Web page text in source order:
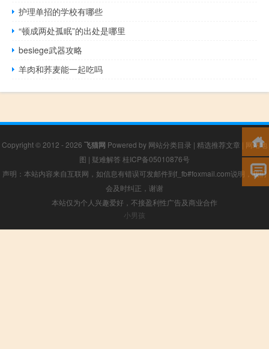
护理单招的学校有哪些
“顿成两处孤眠”的出处是哪里
besiege武器攻略
羊肉和荞麦能一起吃吗
Copyright © 2012 - 2026 飞猫网 Powered by 网站分类目录 | 精选推荐文章 | 网站地
图 | 疑难解答 桂ICP备05010876号
声明：本站内容来自互联网，如信息有错误可发邮件到f_fb#foxmail.com说明，我们
会及时纠正，谢谢
本站仅为个人兴趣爱好，不接盈利性广告及商业合作
小男孩